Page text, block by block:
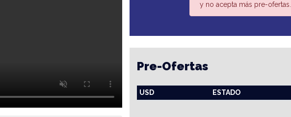
y no acepta más pre-ofertas.
Pre-Ofertas
USD ESTADO